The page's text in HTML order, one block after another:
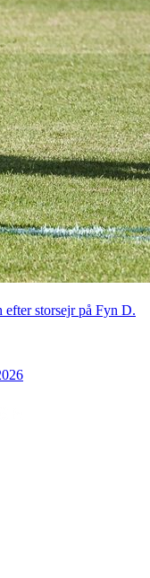
storsejr på Fyn D.